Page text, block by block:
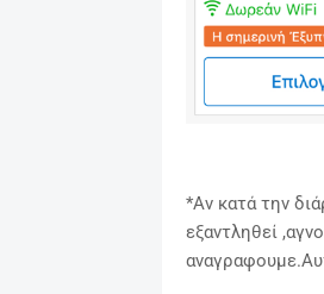
*Αν κατά την
εξαντληθεί